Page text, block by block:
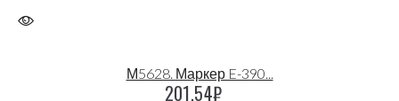
М5628. Маркер E-390...
201.54₽